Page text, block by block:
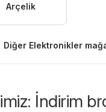
Arçelik
Diğer Elektronikler
İndirim